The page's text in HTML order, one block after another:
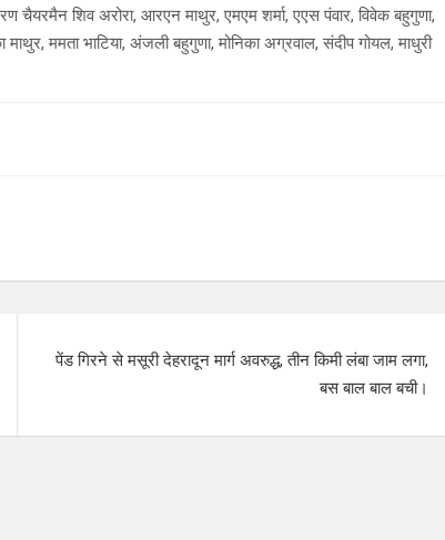
चैयरमैन शिव अरोरा, आरएन माथुर, एमएम शर्मा, एएस पंवार, विवेक बहुगुणा,
ममता भाटिया, अंजली बहुगुणा, मोनिका अग्रवाल, संदीप गोयल, माधुरी
पेंड गिरने से मसूरी देहरादून मार्ग अवरुद्ध, तीन किमी लंबा जाम लगा,
बस बाल बाल बची।